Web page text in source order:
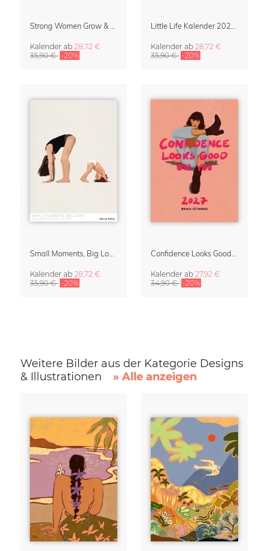
Strong Women Grow & Bloom Kalender 2027
Kalender ab 28,72 €
35,90 € -20%
Little Life Kalender 2027 von Simone Goder
Kalender ab 28,72 €
35,90 € -20%
Small Moments, Big Love – Mutterschaftskalender von Giselle Dekel
Kalender ab 28,72 €
35,90 € -20%
Confidence Looks Good On You Kalender 2027
Kalender ab 27,92 €
34,90 € -20%
Weitere Bilder aus der Kategorie Designs
& Illustrationen
» Alle anzeigen